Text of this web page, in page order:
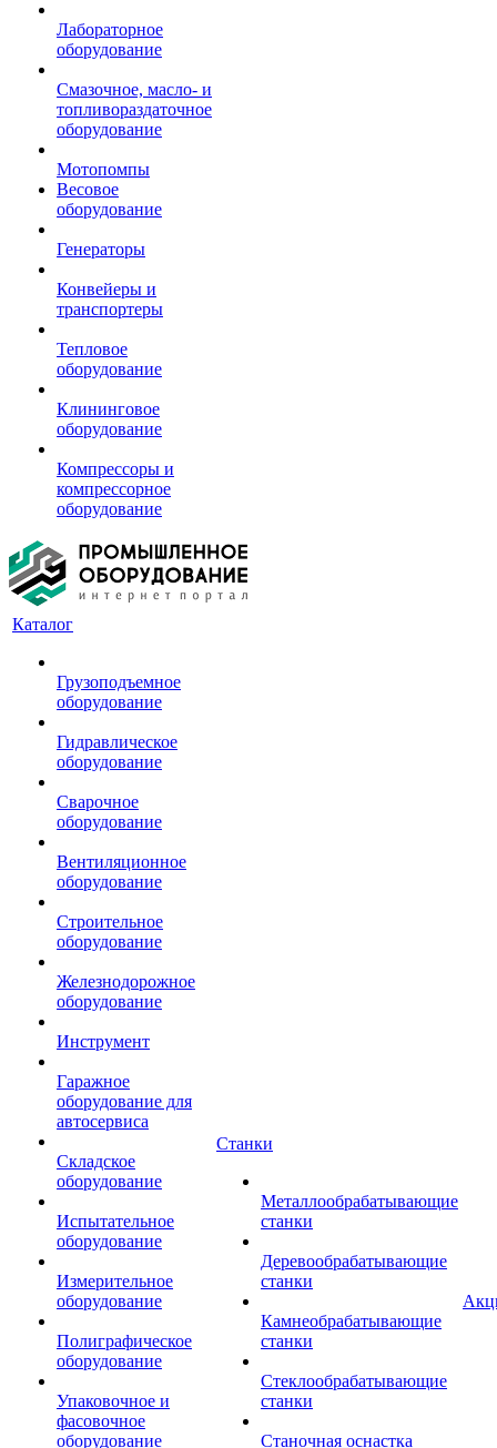
Лабораторное
оборудование
Смазочное, масло- и
топливораздаточное
оборудование
Мотопомпы
Весовое
оборудование
Генераторы
Конвейеры и
транспортеры
Тепловое
оборудование
Клининговое
оборудование
Компрессоры и
компрессорное
оборудование
Каталог
Грузоподъемное
оборудование
Гидравлическое
оборудование
Сварочное
оборудование
Вентиляционное
оборудование
Строительное
оборудование
Железнодорожное
оборудование
Инструмент
Гаражное
оборудование для
автосервиса
Складское
оборудование
Испытательное
оборудование
Измерительное
оборудование
Полиграфическое
оборудование
Упаковочное и
фасовочное
оборудование
Станки
Металлообрабатывающие
станки
Деревообрабатывающие
станки
Камнеобрабатывающие
станки
Стеклообрабатывающие
станки
Станочная оснастка